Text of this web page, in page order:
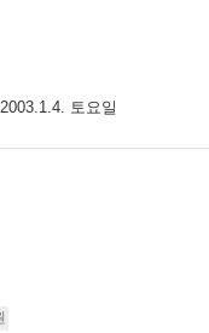
2003.1.4. 토요일